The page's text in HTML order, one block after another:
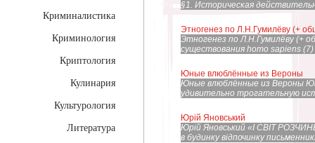
Криминалистика
Криминология
Криптология
Кулинария
Культурология
Литература
§1. Историческая
Этногенез по Л.Н.Гумилёву (+
Этногенез по Л.Н.Гумилёву (+
существования homo sapiens
Юные влюблённые из Вероны
Юные влюблённые из Вероны
удивительно трогательную
Юрій Яновський
Юрій Яновський «І СВІТ
в будинку відпочинку